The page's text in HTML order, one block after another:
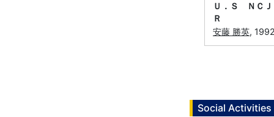
Ｕ．Ｓ ＮＣ
Ｒ
安藤 勝英,
Social Activities